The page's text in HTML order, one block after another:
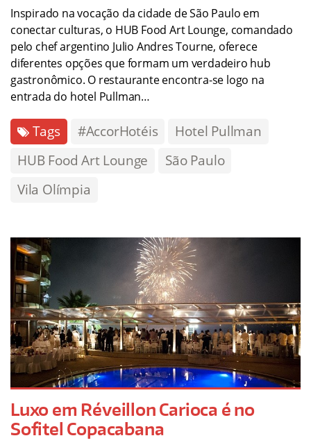
Inspirado na vocação da cidade de São Paulo em
conectar culturas, o HUB Food Art Lounge, comandado
pelo chef argentino Julio Andres Tourne, oferece
diferentes opções que formam um verdadeiro hub
gastronômico. O restaurante encontra-se logo na
entrada do hotel Pullman…
Tags #AccorHotéis
Hotel Pullman
HUB Food Art Lounge
São Paulo
Vila Olímpia
Luxo em Réveillon Carioca é no
Sofitel Copacabana